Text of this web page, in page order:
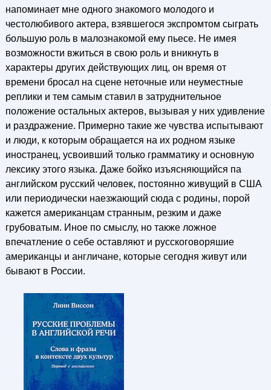
напоминает мне одного знакомого молодого и
честолюбивого актера, взявшегося экспромтом сыграть
большую роль в малознакомой ему пьесе. Не имея
возможности вжиться в свою роль и вникнуть в
характеры других действующих лиц, он время от
времени бросал на сцене неточные или неуместные
реплики и тем самым ставил в затруднительное
положение остальных актеров, вызывая у них удивление
и раздражение. Примерно такие же чувства испытывают
и люди, к которым обращается на их родном языке
иностранец, усвоивший только грамматику и основную
лексику этого языка. Даже бойко изъясняющийся па
английском русский человек, постоянно живущий в США
или периодически наезжающий сюда с родины, порой
кажется американцам странным, резким и даже
грубоватым. Иное по смыслу, но также ложное
впечатление о себе оставляют и русскоговоряшие
американцы и англичане, которые сегодня живут или
бывают в России.